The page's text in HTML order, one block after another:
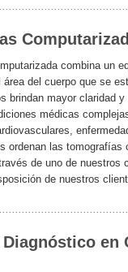
combina un
área del cuerpo que se
brindan mayor claridad
médicas
ordenan las
de uno de
de nuestros
Diagnóstico en